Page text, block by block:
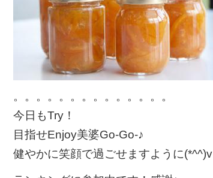
。。。。。。。。。。。。。。
今日もTry！
目指せEnjoy美婆Go-Go-♪
健やかに笑顔で過ごせますように(*^^)v